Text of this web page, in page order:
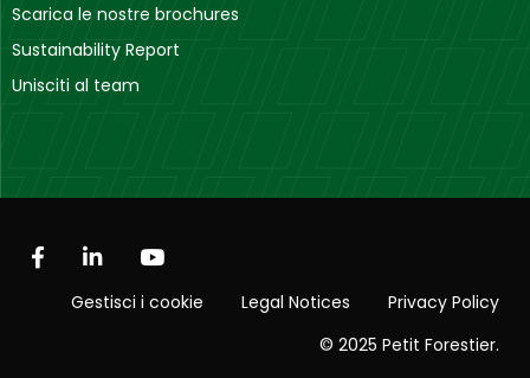
Scarica le nostre brochures
Sustainability Report
Unisciti al team
Gestisci i cookie Legal Notices
Privacy Policy
© 2025 Petit Forestier.